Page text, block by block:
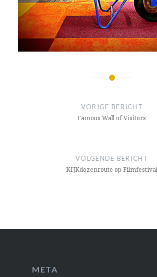
VORIGE BERICHT
Famous Wall of Visitors
VOLGENDE BERICHT
KIJKdozenroute op Filmfestival
META